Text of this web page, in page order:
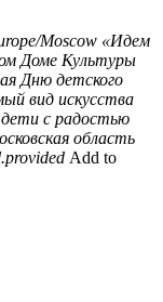
Moscow «Идем
Доме Культуры
Дню детского
вид искусства
дети с радостью
область
Add to